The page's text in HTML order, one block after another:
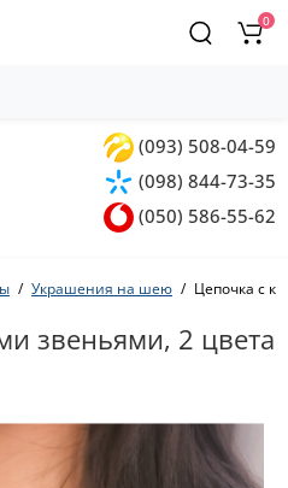
(093) 508-04-59
(098) 844-73-35
(050) 586-55-62
0
Украшения на шею Цепочка с
звеньями, 2 цвета